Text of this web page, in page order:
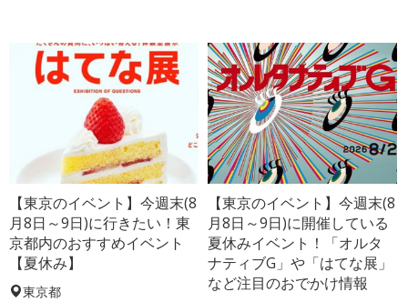
【東京のイベント】今週末(8
月8日～9日)に行きたい！東
京都内のおすすめイベント
【夏休み】
東京都
【東京のイベント】今週末(8
月8日～9日)に開催している
夏休みイベント！「オルタ
ナティブG」や「はてな展」
など注目のおでかけ情報